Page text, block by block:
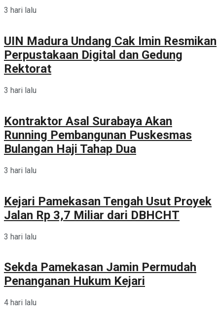
3 hari lalu
UIN Madura Undang Cak Imin Resmikan
Perpustakaan Digital dan Gedung
Rektorat
3 hari lalu
Kontraktor Asal Surabaya Akan
Running Pembangunan Puskesmas
Bulangan Haji Tahap Dua
3 hari lalu
Kejari Pamekasan Tengah Usut Proyek
Jalan Rp 3,7 Miliar dari DBHCHT
3 hari lalu
Sekda Pamekasan Jamin Permudah
Penanganan Hukum Kejari
4 hari lalu